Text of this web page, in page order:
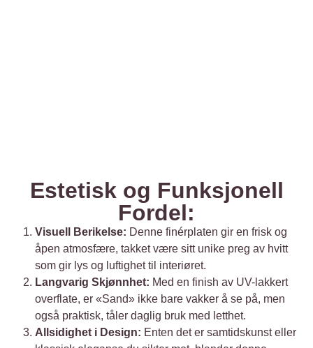
Estetisk og Funksjonell
Fordel:
Visuell Berikelse: Denne finérplaten gir en frisk og
åpen atmosfære, takket være sitt unike preg av hvitt
som gir lys og luftighet til interiøret.
Langvarig Skjønnhet: Med en finish av UV-lakkert
overflate, er «Sand» ikke bare vakker å se på, men
også praktisk, tåler daglig bruk med letthet.
Allsidighet i Design: Enten det er samtidskunst eller